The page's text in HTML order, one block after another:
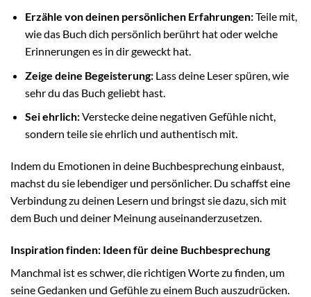
Erzähle von deinen persönlichen Erfahrungen:Teile mit,
wie das Buch dich persönlich berührt hat oder welche
Erinnerungen es in dir geweckt hat.
Zeige deine Begeisterung:Lass deine Leser spüren, wie
sehr du das Buch geliebt hast.
Sei ehrlich:Verstecke deine negativen Gefühle nicht,
sondern teile sie ehrlich und authentisch mit.
Indem du Emotionen in deine Buchbesprechung einbaust,
machst du sie lebendiger und persönlicher. Du schaffst eine
Verbindung zu deinen Lesern und bringst sie dazu, sich mit
dem Buch und deiner Meinung auseinanderzusetzen.
Inspiration finden: Ideen für deine Buchbesprechung
Manchmal ist es schwer, die richtigen Worte zu finden, um
seine Gedanken und Gefühle zu einem Buch auszudrücken.